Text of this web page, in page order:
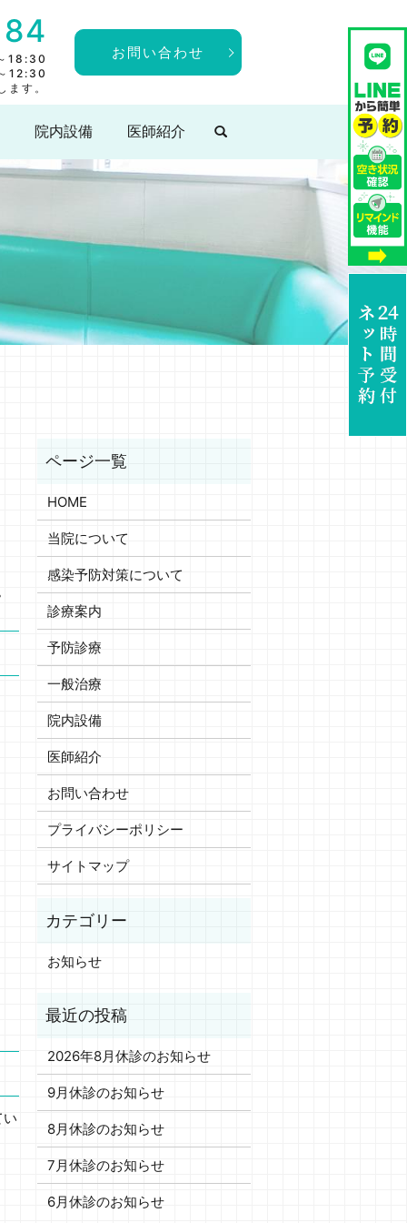
18:30
12:30
す。
お問い合わせ
院内設備 医師紹介
HOME
当院について
感染予防対策について
診療案内
予防診療
一般治療
院内設備
医師紹介
お問い合わせ
プライバシーポリシー
サイトマップ
お知らせ
2026年8月休診のお知らせ
9月休診のお知らせ
8月休診のお知らせ
7月休診のお知らせ
6月休診のお知らせ